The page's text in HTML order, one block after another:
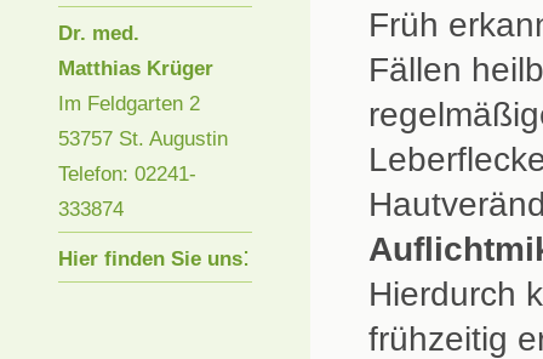
Früh
Fällen
Hierdurch
frühzeitig
Dr. med.
Matthias Krüger
Im Feldgarten 2
53757 St. Augustin
Telefon: 02241-
333874
Hier finden Sie uns: